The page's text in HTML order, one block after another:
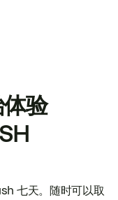
验
七天。随时可以取